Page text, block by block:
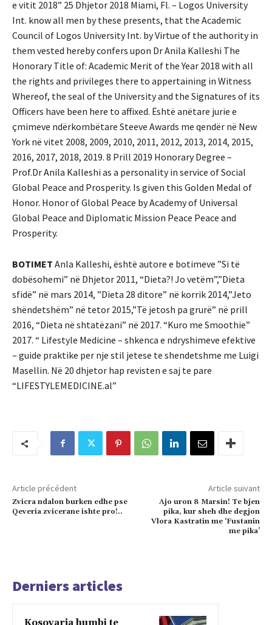
BOTIMET Anla Kalleshi, është autore e botimeve ”Si të
dobësohemi” në Dhjetor 2011, “Dieta?! Jo vetëm”,”Dieta
sfidë” në mars 2014, ”Dieta 28 ditore” në korrik 2014,”Jeto
shëndetshëm” në tetor 2015,”Të jetosh pa grurë” në prill
2016, “Dieta në shtatëzani” në 2017. “Kuro me Smoothie”
2017. “ Lifestyle Medicine – shkenca e ndryshimeve efektive
– guide praktike per nje stil jetese te shendetshme me Luigi
Masellin. Në 20 dhjetor hap revisten e saj te pare
“LIFESTYLEMEDICINE.al”
Article précédent
Zvicra ndalon burken edhe pse
Qeveria zvicerane ishte pro!..
Article suivant
Ajo uron 8 Marsin! Te bjen
pika, kur sheh dhe degjon
Vlora Kastratin me ‘Fustanin
me pika’
Derniers articles